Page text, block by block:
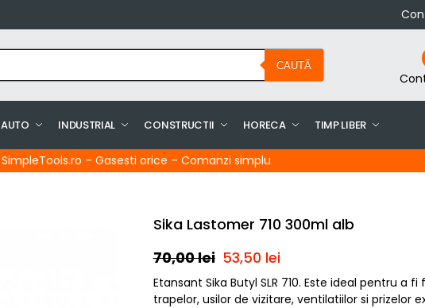
CAUTĂ
AUTO INDUSTRIAL CONSTRUCTII HORECA TIMP LIBER
SimpleTools.ro – Gasesti orice – Comanzi simplu
Sika Lastomer 710 300ml alb
70,00lei 53,50 lei
Etansant Sika Butyl SLR 710. Este ideal pentru a
trapelor, usilor de vizitare, ventilatiilor si prizelor